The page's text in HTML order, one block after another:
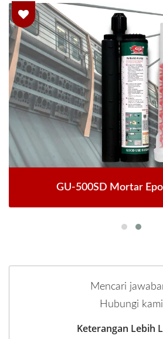
GU-500SD Mortar
Mencari
Hubungi kami
Keterangan Lebih